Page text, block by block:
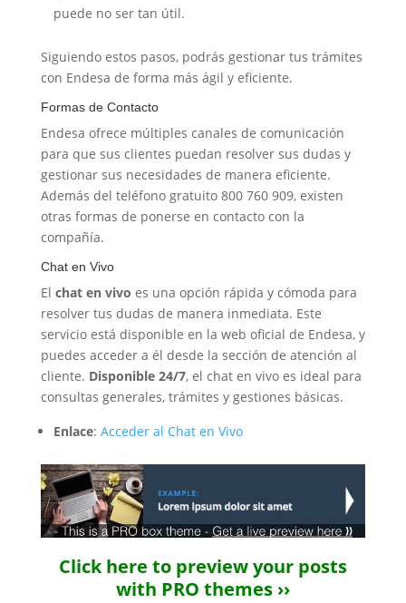
puede no ser tan útil.
Siguiendo estos pasos, podrás gestionar tus trámites
con Endesa de forma más ágil y eficiente.
Formas de Contacto
Endesa ofrece múltiples canales de comunicación
para que sus clientes puedan resolver sus dudas y
gestionar sus necesidades de manera eficiente.
Además del teléfono gratuito 800 760 909, existen
otras formas de ponerse en contacto con la
compañía.
Chat en Vivo
El chat en vivo es una opción rápida y cómoda para
resolver tus dudas de manera inmediata. Este
servicio está disponible en la web oficial de Endesa, y
puedes acceder a él desde la sección de atención al
cliente. Disponible 24/7, el chat en vivo es ideal para
consultas generales, trámites y gestiones básicas.
Enlace: Acceder al Chat en Vivo
Click here to preview your posts
with PRO themes ››